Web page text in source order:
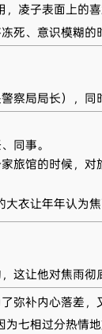
凌子表面上的
死、意识模糊的
察局局长），同
同事。
旅馆的时候，
衣让年年认为
这让他对焦雨彻
弥补内心落差
七相过分热情地